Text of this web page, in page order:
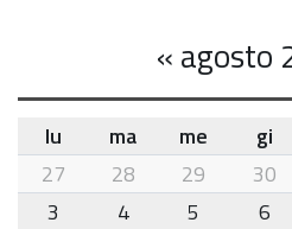
«agosto
month-
8
lu ma me gi
27
28 29 30
3
4 5 6